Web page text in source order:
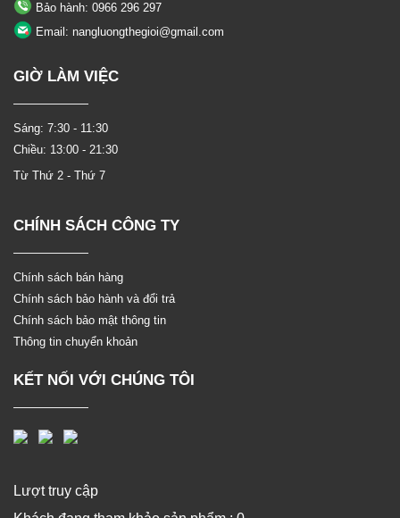
Bảo hành: 0966 296 297
Email: nangluongthegioi@gmail.com
GIỜ LÀM VIỆC
Sáng: 7:30 - 11:30
Chiều: 13:00 - 21:30
Từ Thứ 2 - Thứ 7
CHÍNH SÁCH CÔNG TY
Chính sách bán hàng
Chính sách bảo hành và đổi trả
Chính sách bảo mật thông tin
Thông tin chuyển khoản
KẾT NỐI VỚI CHÚNG TÔI
Lượt truy cập